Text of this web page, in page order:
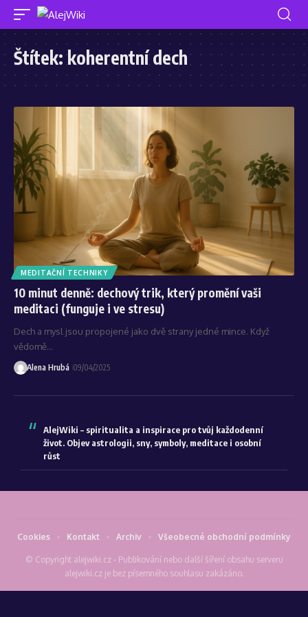
Štítek:koherentní dech
MEDITAČNÍ TECHNIKY
10 minut denně: dechový trik, který promění vaši
meditaci (funguje i ve stresu)
Dech a mysl jsou propojené jako dvě strany jedné mince. Když
vědomě…
Alena Hrubá 09/04/2025
AlejWiki – spiritualita a inspirace pro tvůj každodenní
život. Objev astrologii, sny, symboly, meditace i osobní
růst
© Copyright alejwiki.cz - Publikování nebo další šíření obsahu serveru
alejwiki.cz je bez písemného souhlasu zakázáno.
Cookies Kontakt Archiv Všeobecné obchodní podmínky